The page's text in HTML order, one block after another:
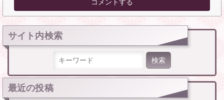
サイト内検索
最近の投稿